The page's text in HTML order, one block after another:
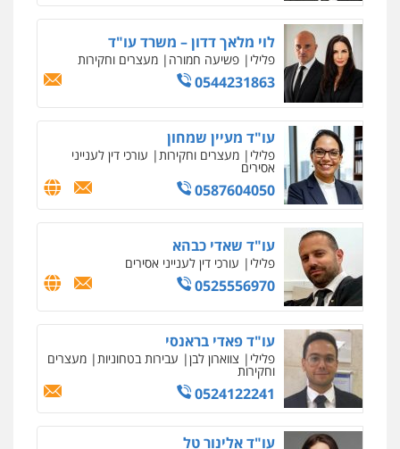
לוי מלאך דדון – משרד עו"ד
פלילי פשיעה חמורה מעצרים וחקירות
0544231863
עו"ד מעיין שמחון
פלילי מעצרים וחקירות עורכי דין לענייני
אסירים
0587604050
עו"ד שאדי כבהא
פלילי עורכי דין לענייני אסירים
0525556970
עו"ד פאדי בראנסי
פלילי צווארון לבן עבירות בטחוניות מעצרים
וחקירות
0524122241
עו"ד אלינור טל